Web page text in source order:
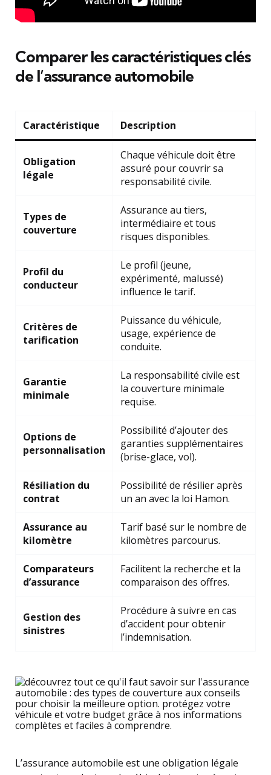
Comparer les caractéristiques clés
de l’assurance automobile
Caractéristique Description
Obligation
légale
Chaque véhicule doit être
assuré pour couvrir sa
responsabilité civile.
Types de
couverture
Assurance au tiers,
intermédiaire et tous
risques disponibles.
Profil du
conducteur
Le profil (jeune,
expérimenté, malussé)
influence le tarif.
Critères de
tarification
Puissance du véhicule,
usage, expérience de
conduite.
Garantie
minimale
La responsabilité civile est
la couverture minimale
requise.
Options de
personnalisation
Possibilité d’ajouter des
garanties supplémentaires
(brise-glace, vol).
Résiliation du
contrat
Possibilité de résilier après
un an avec la loi Hamon.
Assurance au
kilomètre
Tarif basé sur le nombre de
kilomètres parcourus.
Comparateurs
d’assurance
Facilitent la recherche et la
comparaison des offres.
Gestion des
sinistres
Procédure à suivre en cas
d’accident pour obtenir
l’indemnisation.
L’assurance automobile est une obligation légale